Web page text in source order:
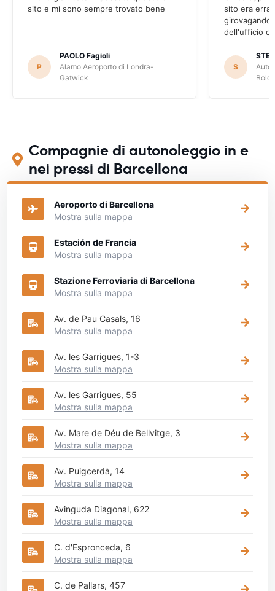
sito e mi sono sempre trovato bene
P
PAOLO Fagioli
Alamo Aeroporto di Londra-
Gatwick
sito era
girovagando
dell'ufficio di
S
Compagnie di autonoleggio in e
nei pressi di Barcellona
Aeroporto di Barcellona
Mostra sulla mappa
Estación de Francia
Mostra sulla mappa
Stazione Ferroviaria di Barcellona
Mostra sulla mappa
Av. de Pau Casals, 16
Mostra sulla mappa
Av. les Garrigues, 1-3
Mostra sulla mappa
Av. les Garrigues, 55
Mostra sulla mappa
Av. Mare de Déu de Bellvitge, 3
Mostra sulla mappa
Av. Puigcerdà, 14
Mostra sulla mappa
Avinguda Diagonal, 622
Mostra sulla mappa
C. d'Espronceda, 6
Mostra sulla mappa
C. de Pallars, 457